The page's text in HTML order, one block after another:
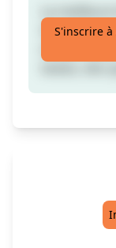
de vous
erreur.
S'inscrire